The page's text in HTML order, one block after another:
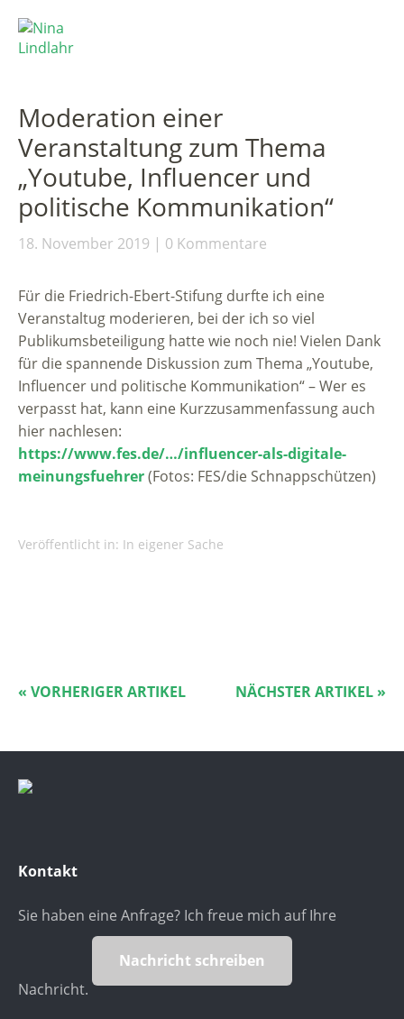
Moderation einer
Veranstaltung zum Thema
„Youtube, Influencer und
politische Kommunikation“
18. November 2019 0 Kommentare
Für die Friedrich-Ebert-Stifung durfte ich eine
Veranstaltug moderieren, bei der ich so viel
Publikumsbeteiligung hatte wie noch nie! Vielen Dank
für die spannende Diskussion zum Thema „Youtube,
Influencer und politische Kommunikation“ – Wer es
verpasst hat, kann eine Kurzzusammenfassung auch
hier nachlesen:
https://www.fes.de/…/influencer-als-digitale-
meinungsfuehrer(Fotos: FES/die Schnappschützen)
Veröffentlicht in: In eigener Sache
NÄCHSTER ARTIKEL »
« VORHERIGER ARTIKEL
Kontakt
Sie haben eine Anfrage? Ich freue mich auf Ihre
Nachricht.
Nachricht schreiben